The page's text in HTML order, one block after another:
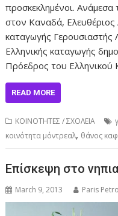
προσκεκλημένοι.
στον Καναδά, Ελευθέριος
καταγωγής Γερουσιαστής
Ελληνικής καταγωγής
Πρόεδρος του Ελληνικού
READ MORE
ΚΟΙΝΟΤΗΤΕΣ / ΣΧΟΛΕΙΑ
κοινότητα μόντρεαλ, θάνος
Επίσκεψη στο
March 9, 2013 Paris